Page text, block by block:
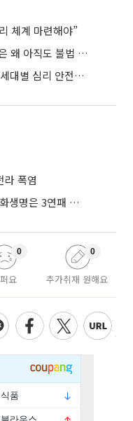
체계 마련해야”
낙태죄 폐지 후 5년⋯'먹는 낙태약'은 왜 아직도 불법 유통되나
‘쉬었음 청년’ 조롱 뒤 숨은 위기⋯“세대별 심리 안전망 시급”
폭염
젠지, 풀세트 끝 한화생명 제압⋯한화생명은 3연패 수렁
요
0
추가취재 원해요
0